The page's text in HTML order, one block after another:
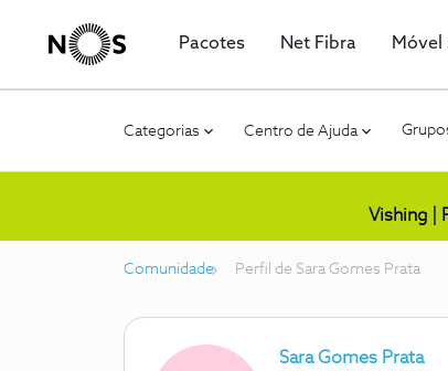
Pacotes Net Fibra Móvel
Categorias Centro de Ajuda
Vishing |
Comunidade Perfil de Sara Gomes Prata
Sara Gomes Prata